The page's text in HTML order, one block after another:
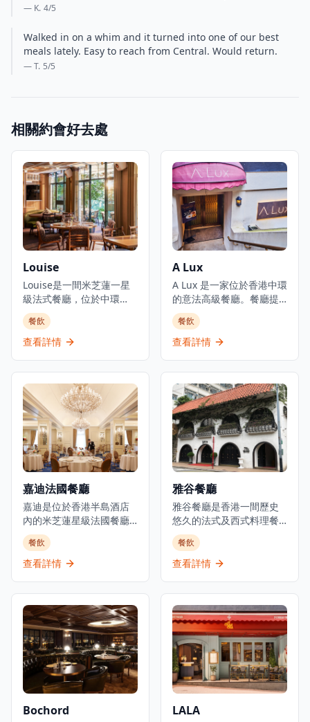
— K. 4/5
Walked in on a whim and it turned into one of our best
meals lately. Easy to reach from Central. Would return.
— T. 5/5
相關約會好去處
Louise
Louise是一間米芝蓮一星
級法式餐廳，位於中環
PMQ（前已婚警察宿舍）
的兩層歷史建築內，是香
港的創意中心。這是JIA
Royer（前亞洲50最佳餐廳
第一名Odette主廚）的合
作項目，提供溫馨的法式
料理和真誠的款待服務。
餐廳由主廚Loïc Portalier
掌舵，展現精緻的法式料
理，採用最優質的時令食
Louise位於香港PMQ的花
園內，在優雅的歷史建築
中提供高品質的料理。
餐飲
查看詳情
A Lux
A Lux 是一家位於香港中環
的意法高級餐廳。餐廳提
供主廚精選套餐,價格為港
幣1,888元,致力於傳承經典
意法料理傳統。餐廳位於
驗,供應歐洲料理包括意大
利、法國和比利時菜式。
餐廳接受信用卡付款,提供
預訂服務和餐桌服務,主要
供應晚餐。他們也提供外
送服務,包括番茄芝士火腿
等美食選擇。餐廳的裝潢
文藝復興風格與法國現代
設計元素，營造出無與倫
比的優雅氛圍。主廚精選
套餐經過精心設計，從前
菜到甜品，每一道都展現
了意法料理的精髓。餐廳
比利時巧克力等，確保每
一道菜都達到最高品質標
準。餐廳的葡萄酒選擇豐
富，由專業侍酒師為您推
薦最適合的配餐選擇。無
論是商務宴請、慶祝特殊
場合還是浪漫約會，A Lux
驗。
餐飲
查看詳情
嘉迪法國餐廳
嘉迪是位於香港半島酒店
內的米芝蓮星級法國餐廳,
代表著香港法式料理的巔
峰。餐廳成立於1953年,被
譽為「蘇伊士運河以東最
緻法式料理,在香港餐飲界
享有盛譽,在TripAdvisor上
獲得4.5分評價,在香港
13,622間餐廳中排名第224
位。餐廳位於著名半島酒
店一樓,提供優雅的高級用
餐體驗,並設有代客泊車服
餐飲
查看詳情
雅谷餐廳
雅谷餐廳是香港一間歷史
悠久的法式及西式料理餐
廳，由老闆楊永松及其員
工創立，是體驗經典歐式
美食的理想選擇。餐廳提
式料理，深受本地食客和
遊客喜愛。位於跑馬地，
雅谷餐廳在溫馨優雅的環
境中提供招牌菜式的用餐
體驗，適合情侶約會、商
務宴請或慶祝特殊場合。
餐廳的菜單融合了傳統法
選用優質食材，由經驗豐
餐飲
查看詳情
Bochord LALA